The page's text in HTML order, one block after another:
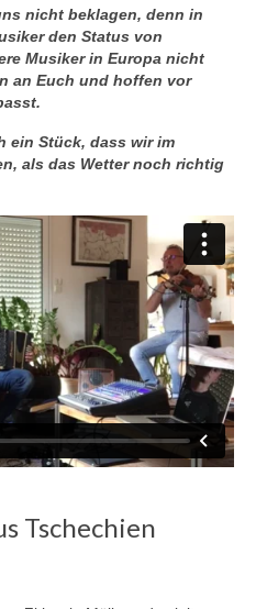
nicht beklagen, denn in
den Status von
Musiker in Europa nicht
an Euch und hoffen vor
ein Stück, dass wir im
als das Wetter noch richtig
Tschechien